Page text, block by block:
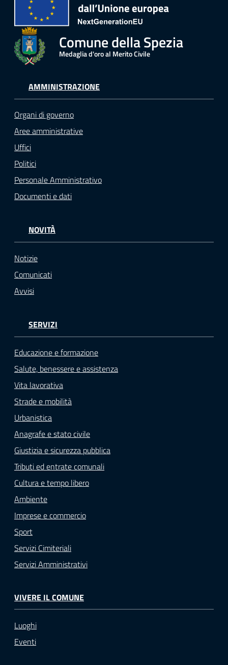
Comune della Spezia
Medaglia d'oro al Merito Civile
AMMINISTRAZIONE
Organi di governo
Aree amministrative
Uffici
Politici
Personale Amministrativo
Documenti e dati
NOVITÀ
Notizie
Comunicati
Avvisi
SERVIZI
Educazione e formazione
Salute, benessere e assistenza
Vita lavorativa
Strade e mobilità
Urbanistica
Anagrafe e stato civile
Giustizia e sicurezza pubblica
Tributi ed entrate comunali
Cultura e tempo libero
Ambiente
Imprese e commercio
Sport
Servizi Cimiteriali
Servizi Amministrativi
VIVERE IL COMUNE
Luoghi
Eventi